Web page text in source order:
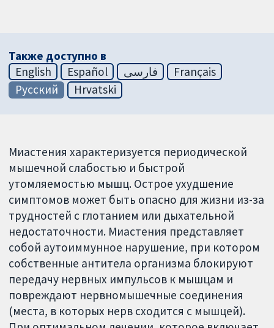
Также доступно в
English
Español فارسی
Français
Русский
Hrvatski
Миастения характеризуется периодической
мышечной слабостью и быстрой
утомляемостью мышц. Острое ухудшение
симптомов может быть опасно для жизни из-за
трудностей с глотанием или дыхательной
недостаточности. Миастения представляет
собой аутоиммунное нарушение, при котором
собственные антитела организма блокируют
передачу нервных импульсов к мышцам и
повреждают нервномышечные соединения
(места, в которых нерв сходится с мышцей).